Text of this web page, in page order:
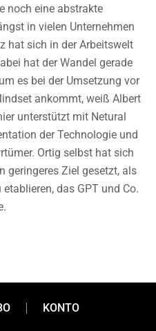
noch eine abstrakte
in vielen Unternehmen
hat sich in der Arbeitswelt
hat der Wandel gerade
es bei der Umsetzung vor
ankommt, weiß Albert
unterstützt mit Netural
der Technologie und
Ortig selbst hat sich
geringeres Ziel gesetzt, als
das GPT und Co.
KONTO